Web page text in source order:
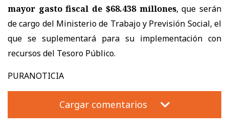
mayor gasto fiscal de $68.438 millones, que serán
de cargo del Ministerio de Trabajo y Previsión Social, el
que se suplementará para su implementación con
recursos del Tesoro Público.
PURANOTICIA
Cargar comentarios